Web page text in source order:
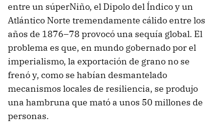
entre un súperNiño, el Dipolo del Índico y un
Atlántico Norte tremendamente cálido entre los
años de 1876–78 provocó una sequía global. El
problema es que, en mundo gobernado por el
imperialismo, la exportación de grano no se
frenó y, como se habían desmantelado
mecanismos locales de resiliencia, se produjo
una hambruna que mató a unos 50 millones de
personas.